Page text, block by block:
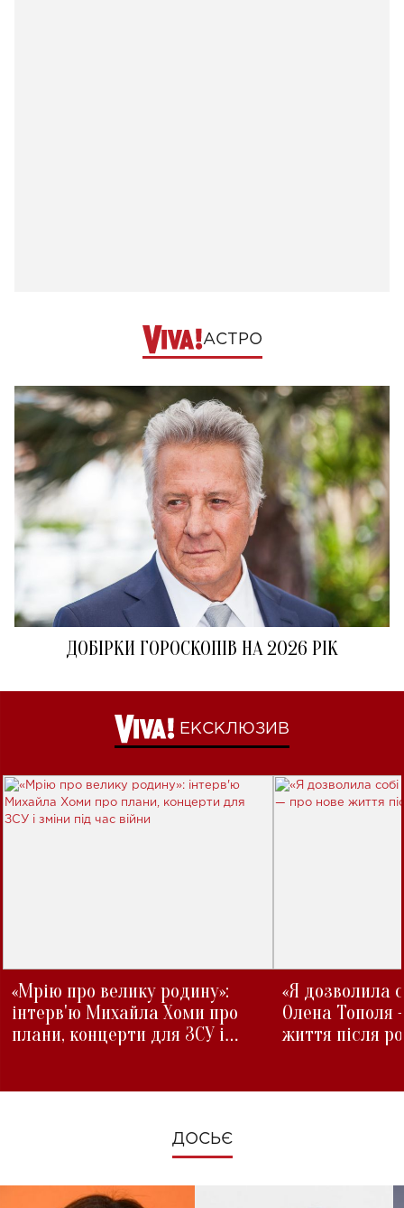
АСТРО
ДОБІРКИ ГОРОСКОПІВ НА 2026 РІК
ЕКСКЛЮЗИВ
«Мрію про велику родину»:
інтерв'ю Михайла Хоми про
плани, концерти для ЗСУ і
«Я дозволила
Олена Тополя
життя після
ДОСЬЄ